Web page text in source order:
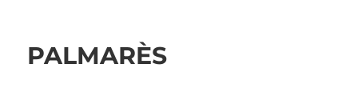
PALMARÈS